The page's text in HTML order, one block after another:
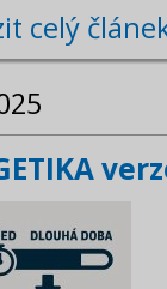
celý